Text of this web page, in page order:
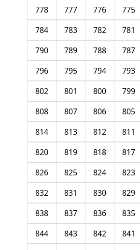
775
776
777
778
781
782
783
784
787
788
789
790
793
794
795
796
799
800
801
802
805
806
807
808
811
812
813
814
817
818
819
820
823
824
825
826
829
830
831
832
835
836
837
838
841
842
843
844